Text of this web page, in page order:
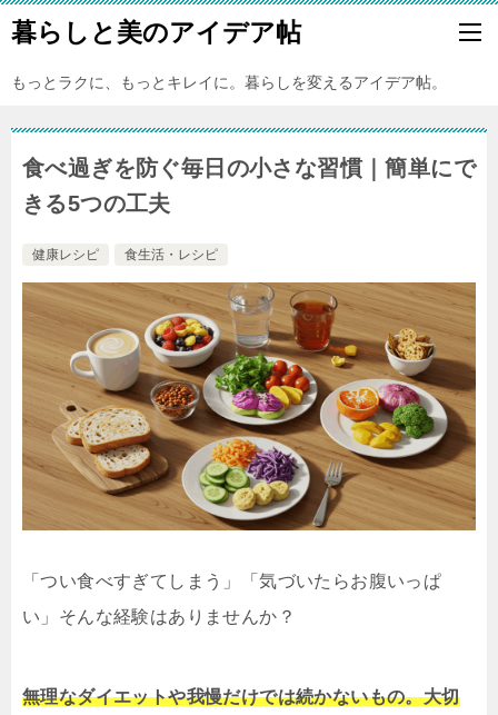
暮らしと美のアイデア帖
もっとラクに、もっとキレイに。暮らしを変えるアイデア帖。
食べ過ぎを防ぐ毎日の小さな習慣｜簡単にで
きる5つの工夫
健康レシピ 食生活・レシピ
「つい食べすぎてしまう」「気づいたらお腹いっぱ
い」そんな経験はありませんか？
無理なダイエットや我慢だけでは続かないもの。大切